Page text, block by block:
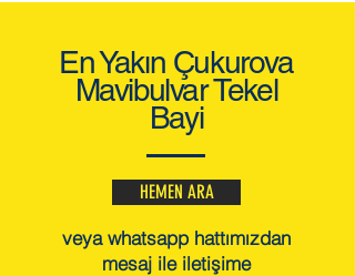
En Yakın Çukurova
Mavibulvar Tekel
Bayi
HEMEN ARA
veya whatsapp hattımızdan
mesaj ile iletişime